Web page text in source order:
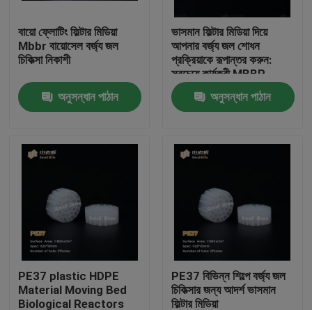
কারখানা ভ্রমণ
মান নিয়ন্ত্রণ
উদ্ধৃতির জন্য আবেদন
এমবিবিআর ফিল্টার মিডিয়া
এমবিবিআর বায়ো মিডিয়া
বায়ো ফ্লোটিং ফিল্টার মিডিয়া
Mbbr বায়োসেল বর্জ্য জল
চিকিত্সা নিকাশী
অনুসন্ধান পাঠান
ভাসমান ফিল্টার মিডিয়া দিয়ে
আপনার বর্জ্য জল শোধন
প্রক্রিয়াকে রূপান্তর করুন:
সবচেয়ে কার্যকরী MBBR
বায়োফিল্টার মিডিয়া
অনুসন্ধান পাঠান
PE37 plastic HDPE
Material Moving Bed
Biological Reactors
PE37 বিভিন্ন শিল্পে বর্জ্য জল
চিকিত্সার জন্য আদর্শ ভাসমান
ফিল্টার মিডিয়া